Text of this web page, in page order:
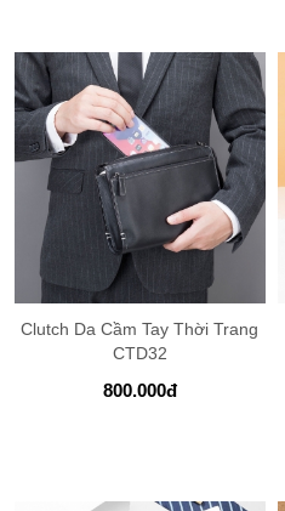
Clutch Da Cầm Tay Thời Trang
CTD32
800.000đ